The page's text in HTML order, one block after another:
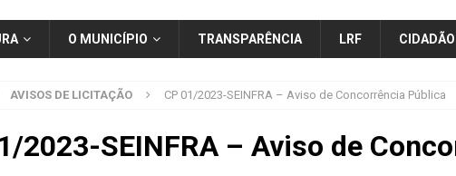
O MUNICÍPIO TRANSPARÊNCIA LRF CIDADÃO
AVISOS DE LICITAÇÃO CP 01/2023-SEINFRA – Aviso de Concorrência Pública
2023-SEINFRA – Aviso de